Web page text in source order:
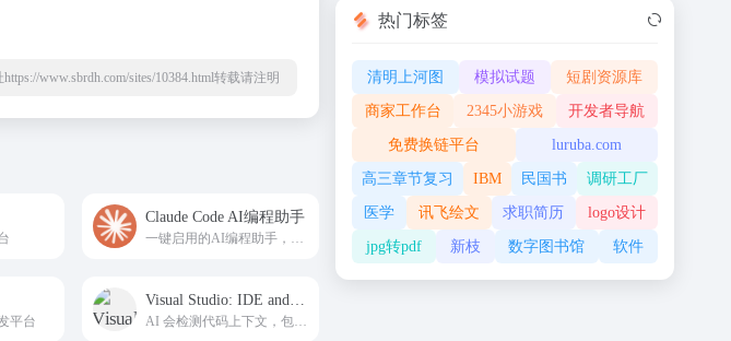
www.sbrdh.com/sites/10384.html转载请注明
Claude Code AI编程助手
平台
热门标签
清明上河图 模拟试题 短剧资源库
商家工作台 2345小游戏 开发者导航
免费换链平台 luruba.com
高三章节复习 IBM 民国书 调研工厂
医学 讯飞绘文 求职简历 logo设计
jpg转pdf 新枝 数字图书馆 软件